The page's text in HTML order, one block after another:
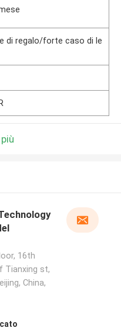
di regalo/forte caso di le
16th
Tianxing st,
China,